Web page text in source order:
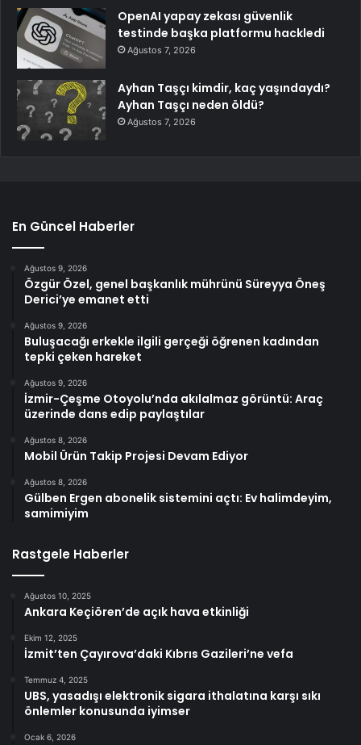
OpenAI yapay zekası güvenlik
testinde başka platformu hackledi
Ağustos 7, 2026
Ayhan Taşçı kimdir, kaç yaşındaydı?
Ayhan Taşçı neden öldü?
Ağustos 7, 2026
En Güncel Haberler
Ağustos 9, 2026
Özgür Özel, genel başkanlık mührünü Süreyya Öneş
Derici’ye emanet etti
Ağustos 9, 2026
Buluşacağı erkekle ilgili gerçeği öğrenen kadından
tepki çeken hareket
Ağustos 9, 2026
İzmir-Çeşme Otoyolu’nda akılalmaz görüntü: Araç
üzerinde dans edip paylaştılar
Ağustos 8, 2026
Mobil Ürün Takip Projesi Devam Ediyor
Ağustos 8, 2026
Gülben Ergen abonelik sistemini açtı: Ev halimdeyim,
samimiyim
Rastgele Haberler
Ağustos 10, 2025
Ankara Keçiören’de açık hava etkinliği
Ekim 12, 2025
İzmit’ten Çayırova’daki Kıbrıs Gazileri’ne vefa
Temmuz 4, 2025
UBS, yasadışı elektronik sigara ithalatına karşı sıkı
önlemler konusunda iyimser
Ocak 6, 2026